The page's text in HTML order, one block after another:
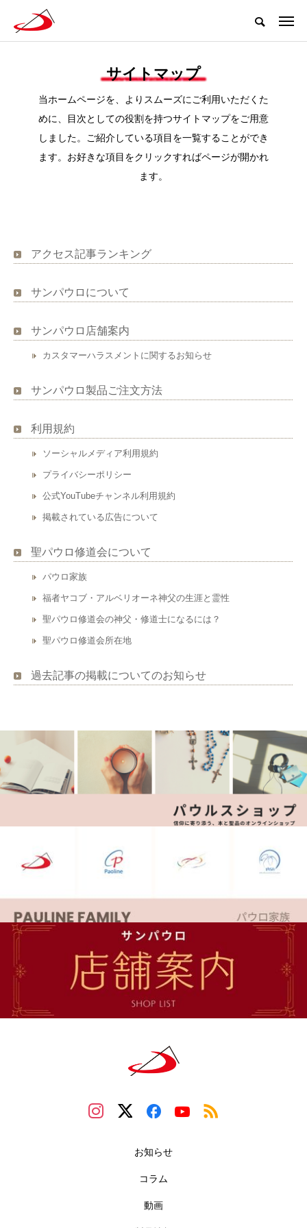
サイトマップ
当ホームページを、よりスムーズにご利用いただくた
めに、目次としての役割を持つサイトマップをご用意
しました。ご紹介している項目を一覧することができ
ます。お好きな項目をクリックすればページが開かれ
ます。
アクセス記事ランキング
サンパウロについて
サンパウロ店舗案内
カスタマーハラスメントに関するお知らせ
サンパウロ製品ご注文方法
利用規約
ソーシャルメディア利用規約
プライバシーポリシー
公式YouTubeチャンネル利用規約
掲載されている広告について
聖パウロ修道会について
パウロ家族
福者ヤコブ・アルベリオーネ神父の生涯と霊性
聖パウロ修道会の神父・修道士になるには？
聖パウロ修道会所在地
過去記事の掲載についてのお知らせ
お知らせ
コラム
動画